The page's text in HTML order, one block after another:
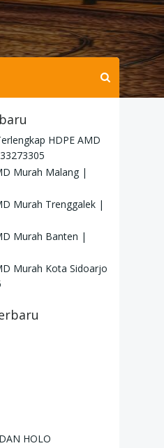
HDPE AMD
Murah Malang |
Murah Trenggalek |
Murah Banten |
Murah Kota Sidoarjo
HOLO